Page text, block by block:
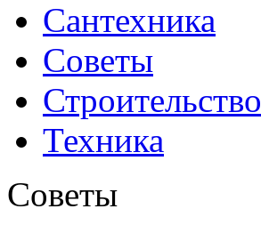
Сантехника
Советы
Строительство
Техника
Советы